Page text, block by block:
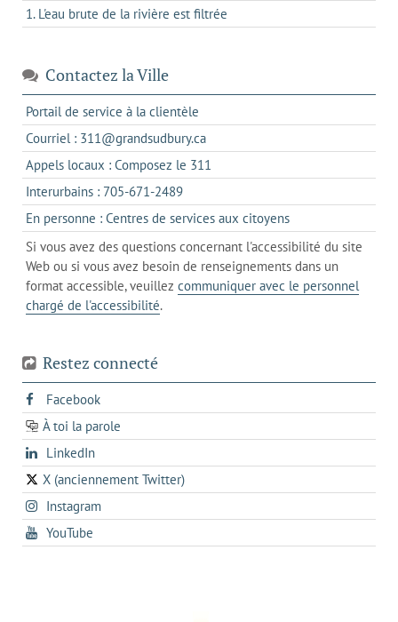
1. L'eau brute de la rivière est filtrée
Contactez la Ville
Portail de service à la clientèle
dans
un
nouvel
Courriel : 311@grandsudbury.cas'ouvre
dans
votre
de
messagerie
Appels locaux : Composez le 311
dans
un
client
de
votre
téléphone
Interurbains : 705-671-2489s'ouvre
dans
un
client
de
votre
En personne : Centres de services aux citoyenss'ouvre
dans
l'onglet
actuel
Si vous avez des questions concernant l'accessibilité du site
Web ou si vous avez besoin de renseignements dans un
format accessible, veuillez communiquer avec le personnel
chargé de l'accessibilité.
Restez connecté
Facebooks'ouvre
dans
un
onglet
À toi la parole
opens
in
a
new
tab
LinkedInopens
in
a
new
X (anciennement Twitter)
s'ouvre
dans
un
nouvel
Instagrams'ouvre
dans
un
YouTube
dans